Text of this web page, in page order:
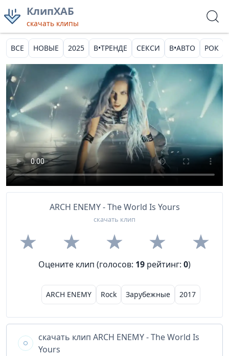
КлипХАБ
скачать клипы
ВСЕ НОВЫЕ 2025 В•ТРЕНДЕ СЕКСИ В•АВТО РОК
ARCH ENEMY - The World Is Yours
скачать клип
Оцените клип (голосов: 19 рейтинг: 0)
ARCH ENEMY Rock Зарубежные 2017
скачать клип ARCH ENEMY - The World Is
Yours